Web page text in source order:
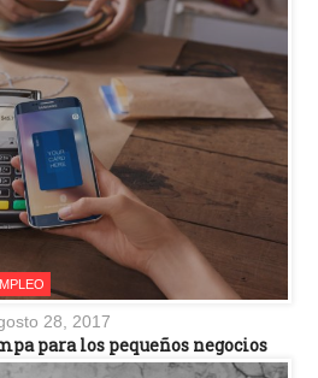
28, 2017
para los pequeños negocios